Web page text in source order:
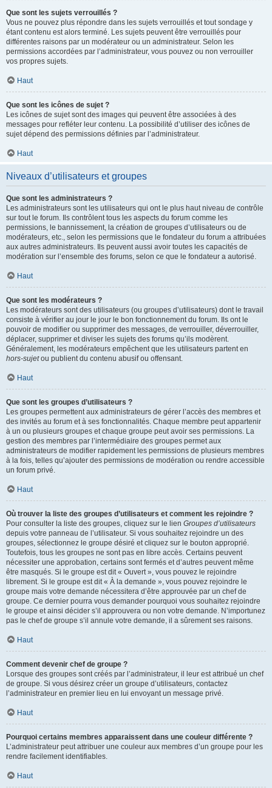
Que sont les sujets verrouillés ?
Vous ne pouvez plus répondre dans les sujets verrouillés et tout sondage y
étant contenu est alors terminé. Les sujets peuvent être verrouillés pour
différentes raisons par un modérateur ou un administrateur. Selon les
permissions accordées par l’administrateur, vous pouvez ou non verrouiller
vos propres sujets.
Haut
Que sont les icônes de sujet ?
Les icônes de sujet sont des images qui peuvent être associées à des
messages pour refléter leur contenu. La possibilité d’utiliser des icônes de
sujet dépend des permissions définies par l’administrateur.
Haut
Niveaux d’utilisateurs et groupes
Que sont les administrateurs ?
Les administrateurs sont les utilisateurs qui ont le plus haut niveau de contrôle
sur tout le forum. Ils contrôlent tous les aspects du forum comme les
permissions, le bannissement, la création de groupes d’utilisateurs ou de
modérateurs, etc., selon les permissions que le fondateur du forum a attribuées
aux autres administrateurs. Ils peuvent aussi avoir toutes les capacités de
modération sur l’ensemble des forums, selon ce que le fondateur a autorisé.
Haut
Que sont les modérateurs ?
Les modérateurs sont des utilisateurs (ou groupes d’utilisateurs) dont le travail
consiste à vérifier au jour le jour le bon fonctionnement du forum. Ils ont le
pouvoir de modifier ou supprimer des messages, de verrouiller, déverrouiller,
déplacer, supprimer et diviser les sujets des forums qu’ils modèrent.
Généralement, les modérateurs empêchent que les utilisateurs partent en
hors-sujetou publient du contenu abusif ou offensant.
Haut
Que sont les groupes d’utilisateurs ?
Les groupes permettent aux administrateurs de gérer l’accès des membres et
des invités au forum et à ses fonctionnalités. Chaque membre peut appartenir
à un ou plusieurs groupes et chaque groupe peut avoir ses permissions. La
gestion des membres par l’intermédiaire des groupes permet aux
administrateurs de modifier rapidement les permissions de plusieurs membres
à la fois, telles qu’ajouter des permissions de modération ou rendre accessible
un forum privé.
Haut
Où trouver la liste des groupes d’utilisateurs et comment les rejoindre ?
Pour consulter la liste des groupes, cliquez sur le lien Groupes d’utilisateurs
depuis votre panneau de l’utilisateur. Si vous souhaitez rejoindre un des
groupes, sélectionnez le groupe désiré et cliquez sur le bouton approprié.
Toutefois, tous les groupes ne sont pas en libre accès. Certains peuvent
nécessiter une approbation, certains sont fermés et d’autres peuvent même
être masqués. Si le groupe est dit « Ouvert », vous pouvez le rejoindre
librement. Si le groupe est dit « À la demande », vous pouvez rejoindre le
groupe mais votre demande nécessitera d’être approuvée par un chef de
groupe. Ce dernier pourra vous demander pourquoi vous souhaitez rejoindre
le groupe et ainsi décider s’il approuvera ou non votre demande. N’importunez
pas le chef de groupe s’il annule votre demande, il a sûrement ses raisons.
Haut
Comment devenir chef de groupe ?
Lorsque des groupes sont créés par l’administrateur, il leur est attribué un chef
de groupe. Si vous désirez créer un groupe d’utilisateurs, contactez
l’administrateur en premier lieu en lui envoyant un message privé.
Haut
Pourquoi certains membres apparaissent dans une couleur différente ?
L’administrateur peut attribuer une couleur aux membres d’un groupe pour les
rendre facilement identifiables.
Haut